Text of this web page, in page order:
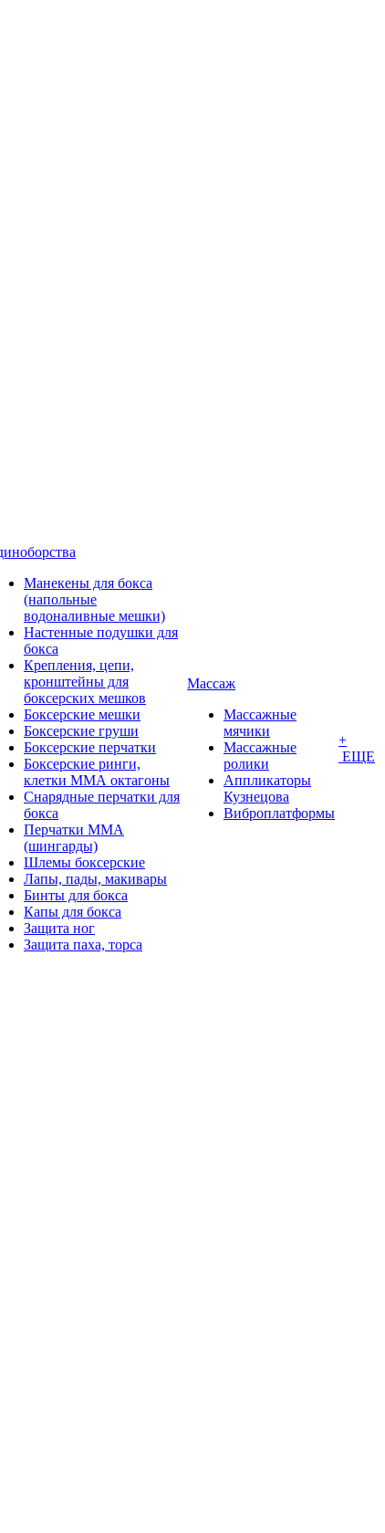
Манекены для бокса
(напольные
водоналивные мешки)
Настенные подушки для
бокса
Крепления, цепи,
кронштейны для
боксерских мешков
Боксерские мешки
Боксерские груши
Боксерские перчатки
Боксерские ринги,
клетки ММА октагоны
Снарядные перчатки для
бокса
Перчатки MMA
(шингарды)
Шлемы боксерские
Лапы, пады, макивары
Бинты для бокса
Капы для бокса
Защита ног
Защита паха, торса
Массаж
Массажные
мячики
Массажные
ролики
Аппликаторы
Кузнецова
Виброплатформы
+
ЕЩЕ